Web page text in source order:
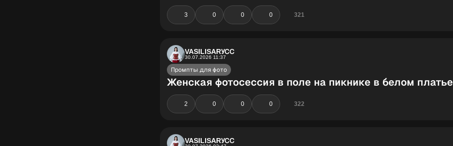
3 0 0 0 321
VASILISARУСС
30.07.2026 11:37
Промпты для фото
Женская фотосессия в поле на пикнике в белом платье
2 0 0 0 322
VASILISARУСС